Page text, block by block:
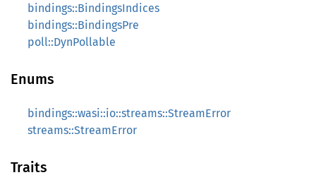
bindings::BindingsIndices
bindings::BindingsPre
poll::DynPollable
Enums
bindings::wasi::io::streams::StreamError
streams::StreamError
Traits